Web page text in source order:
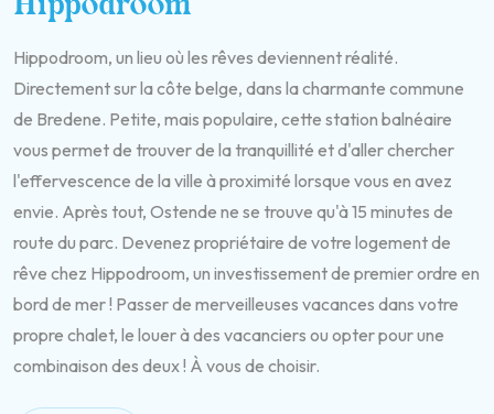
Hippodroom
Hippodroom, un lieu où les rêves deviennent réalité.
Directement sur la côte belge, dans la charmante commune
de Bredene. Petite, mais populaire, cette station balnéaire
vous permet de trouver de la tranquillité et d'aller chercher
l'effervescence de la ville à proximité lorsque vous en avez
envie. Après tout, Ostende ne se trouve qu'à 15 minutes de
route du parc. Devenez propriétaire de votre logement de
rêve chez Hippodroom, un investissement de premier ordre en
bord de mer ! Passer de merveilleuses vacances dans votre
propre chalet, le louer à des vacanciers ou opter pour une
combinaison des deux ! À vous de choisir.